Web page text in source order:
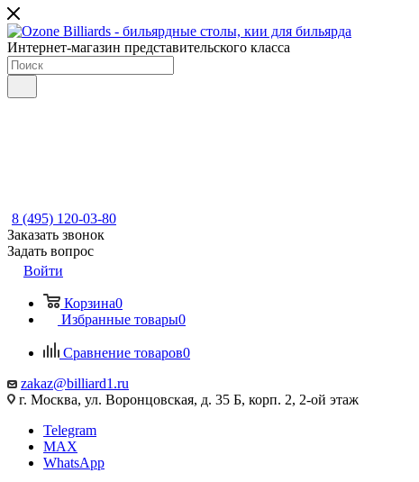
Интернет-магазин представительского класса
8 (495) 120-03-80
Заказать звонок
Задать вопрос
Войти
Корзина0
Избранные товары0
Сравнение товаров0
zakaz@billiard1.ru
г. Москва, ул. Воронцовская, д. 35 Б, корп. 2, 2-ой этаж
Telegram
MAX
WhatsApp